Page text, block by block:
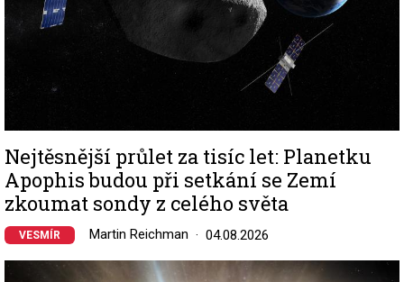
Nejtěsnější průlet za tisíc let: Planetku
Apophis budou při setkání se Zemí
zkoumat sondy z celého světa
VESMÍR Martin Reichman 04.08.2026
Image